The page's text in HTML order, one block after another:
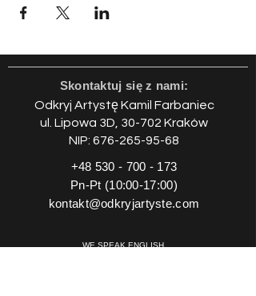
Skontaktuj się z nami:
Odkryj Artystę Kamil Farbaniec
ul.
Lipowa 3D, 30-702 Kraków
NIP: 676-265-95-68
+48 530 - 700 - 173
Pn-Pt (10:00-17:00)
kontakt@odkryjartyste.com
WE SPEAK ENGLISH